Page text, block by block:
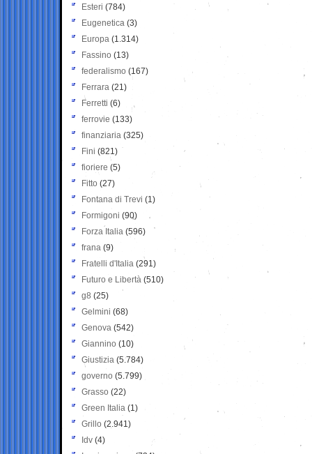
Esteri (784)
Eugenetica (3)
Europa (1.314)
Fassino (13)
federalismo (167)
Ferrara (21)
Ferretti (6)
ferrovie (133)
finanziaria (325)
Fini (821)
fioriere (5)
Fitto (27)
Fontana di Trevi (1)
Formigoni (90)
Forza Italia (596)
frana (9)
Fratelli d'Italia (291)
Futuro e Libertà (510)
g8 (25)
Gelmini (68)
Genova (542)
Giannino (10)
Giustizia (5.784)
governo (5.799)
Grasso (22)
Green Italia (1)
Grillo (2.941)
Idv (4)